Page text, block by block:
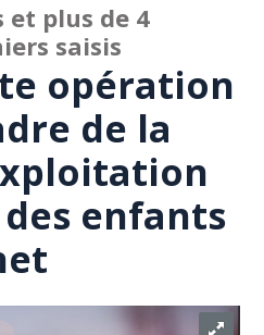
plus de 4
saisis
opération
de la
enfants